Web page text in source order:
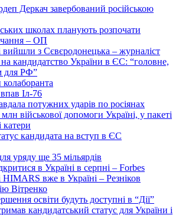
Деркач завербований російською
школах планують розпочати
– ОП
вийшли з Сєвєродонецька – журналіст
кандидатство України в ЄС: “головне,
для РФ”
колаборанта
Іл-76
потужних ударів по росіянах
військової допомоги Україні, у пакеті
катери
кандидата на вступ в ЄС
уряду ще 35 мільярдів
в Україні в серпні – Forbes
вже в Україні – Резніков
Вітренко
освіти будуть доступні в “Дії”
кандидатський статус для України і